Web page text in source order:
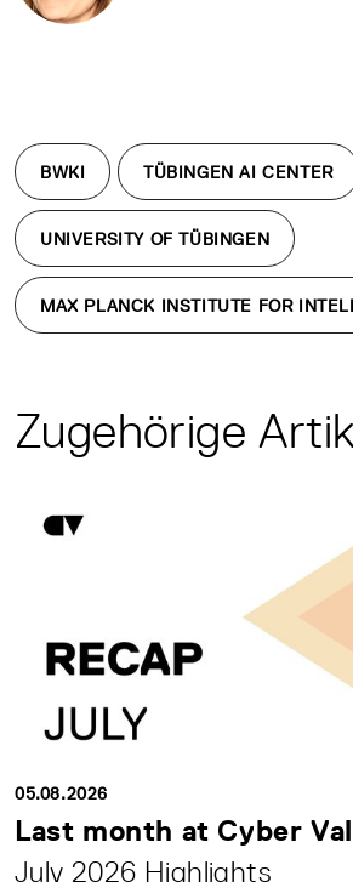
BWKI TÜBINGEN AI CENTER
UNIVERSITY OF TÜBINGEN
MAX PLANCK INSTITUTE FOR
Zugehörige
05.08.2026
Last month at Cyber
July 2026 Highlights